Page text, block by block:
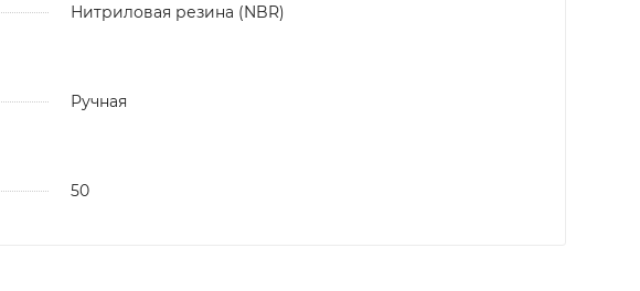
Нитриловая резина (NBR)
Ручная
50